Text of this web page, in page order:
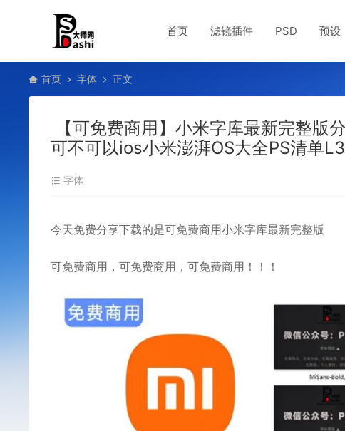
首页 滤镜插件 PSD 预设
首页 字体 正文
【可免费商用】小米字库最新完整
可不可以ios小米澎湃OS大全PS清单L3
字体
今天免费分享下载的是可免费商用小米字库最新完整版
可免费商用，可免费商用，可免费商用！！！